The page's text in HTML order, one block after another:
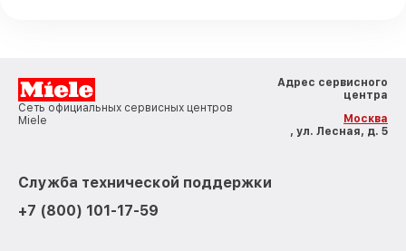
Сеть официальных сервисных центров
Miele
Адрес сервисного
центра
Москва
, ул. Лесная, д. 5
Служба технической поддержки
+7 (800) 101-17-59